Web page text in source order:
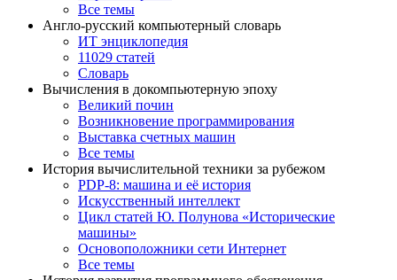
Все темы
Англо-русский компьютерный словарь
ИТ энциклопедия
11029 статей
Словарь
Вычисления в докомпьютерную эпоху
Великий почин
Возникновение программирования
Выставка счетных машин
Все темы
История вычислительной техники за рубежом
PDP-8: машина и её история
Искусственный интеллект
Цикл статей Ю. Полунова «Исторические
машины»
Основоположники сети Интернет
Все темы